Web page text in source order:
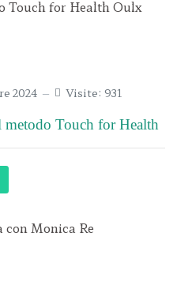
2024 Visite: 931
metodo Touch for Health